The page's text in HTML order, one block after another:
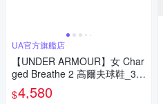
UA官方旗艦店
【UNDER ARMOUR】女 Char
ged Breathe 2 高爾夫球鞋_30
26406-101
$4,580